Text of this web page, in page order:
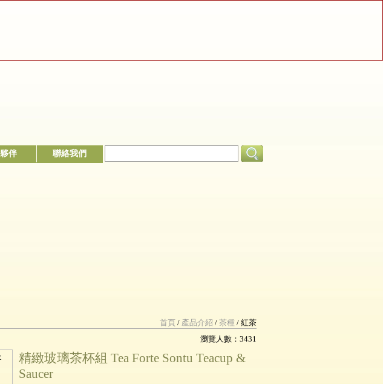
伴 聯絡我們
首頁 / 產品介紹 / 茶種 / 紅茶
瀏覽人數：3431
精緻玻璃茶杯組 Tea Forte Sontu Teacup &
Saucer